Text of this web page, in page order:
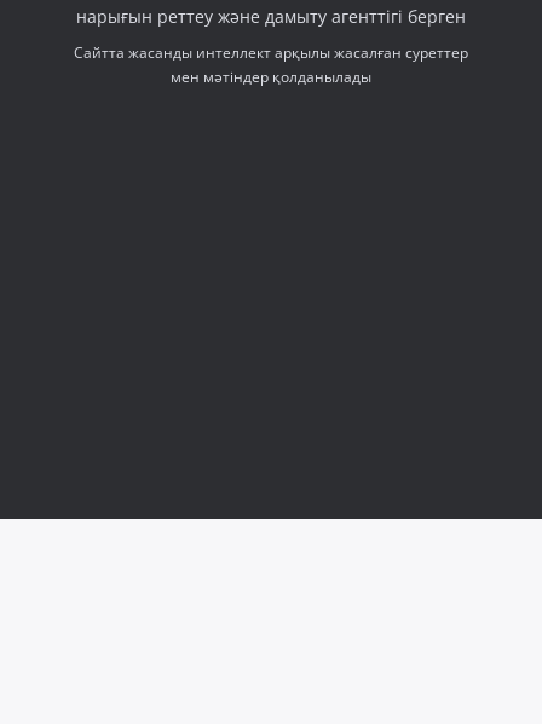
нарығын реттеу және дамыту агенттігі берген
Сайтта жасанды интеллект арқылы жасалған суреттер
мен мәтіндер қолданылады